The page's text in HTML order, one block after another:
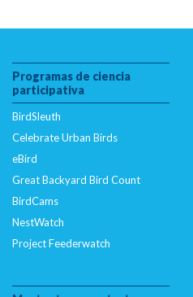
Programas de ciencia
participativa
BirdSleuth
Celebrate Urban Birds
eBird
Great Backyard Bird Count
BirdCams
NestWatch
Project Feederwatch